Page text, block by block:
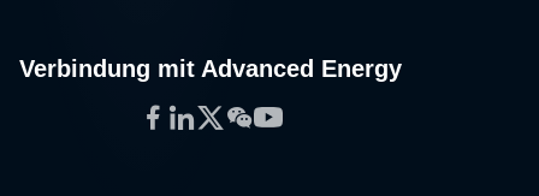
Verbindung mit Advanced Energy
Facebook
LinkedIn
Twitter
WeChat
YouTube